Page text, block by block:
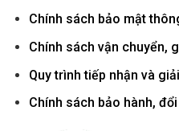
Chính sách bảo mật
Chính sách vận chuyển,
Quy trình tiếp nhận và
Chính sách bảo hành,